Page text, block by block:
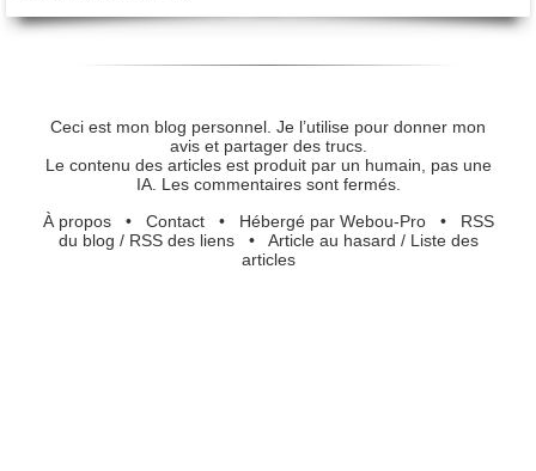
Ceci est mon blog personnel. Je l’utilise pour donner mon
avis et partager des trucs.
Le contenu des articles est produit par un humain, pas une
IA. Les commentaires sont fermés.
À propos• Contact• Hébergé par Webou-Pro• RSS
du blog / RSS des liens• Article au hasard / Liste des
articles